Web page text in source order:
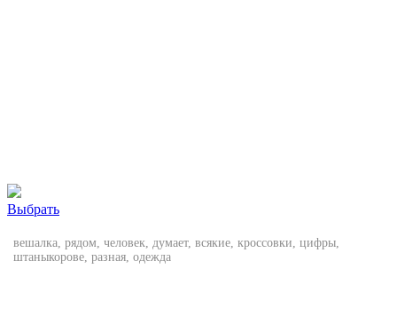
Выбрать
вешалка, рядом, человек, думает, всякие, кроссовки, цифры,
штаныкорове, разная, одежда